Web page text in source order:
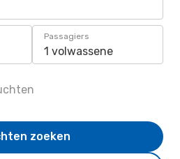
Passagiers
1 volwassene
zoeken